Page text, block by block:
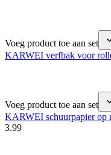
Voeg product toe aan set
KARWEI verfbak voor
Voeg product toe aan set
KARWEI schuurpapier op
3.99